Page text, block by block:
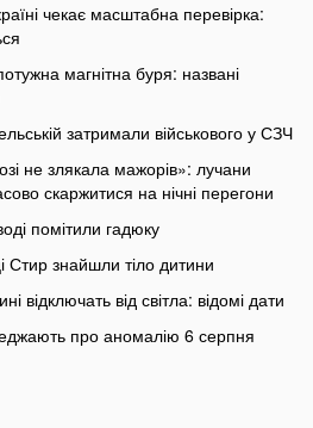
чекає масштабна перевірка:
магнітна буря: названі
затримали військового у СЗЧ
не злякала мажорів»: лучани
скаржитися на нічні перегони
помітили гадюку
Стир знайшли тіло дитини
відключать від світла: відомі дати
про аномалію 6 серпня